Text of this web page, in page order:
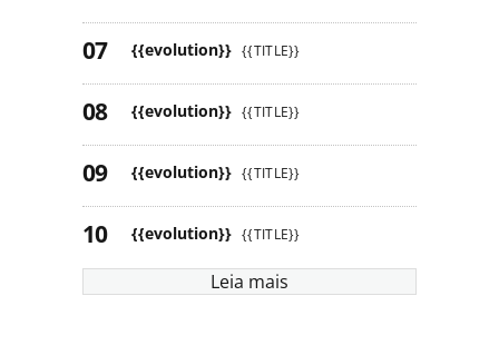
{{evolution}} {{TITLE}}
{{evolution}} {{TITLE}}
{{evolution}} {{TITLE}}
{{evolution}} {{TITLE}}
Leia mais